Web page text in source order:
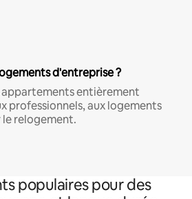
d'entreprise ?
entièrement
professionnels, aux logements
relogement.
populaires pour des